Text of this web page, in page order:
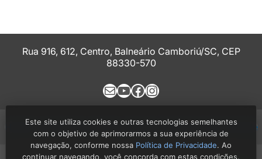
Rua 916, 612, Centro, Balneário Camboriú/SC, CEP
88330-570
E-mail Youtube Facebook Instagram
HistóriaComissõesEventosNotíciasPolítica de Privacidade
Este site utiliza cookies e outras tecnologias semelhantes
com o objetivo de aprimorarmos a sua experiência de
navegação, conforme nossa Política de Privacidade. Ao
continuar navegando, você concorda com estas condições.